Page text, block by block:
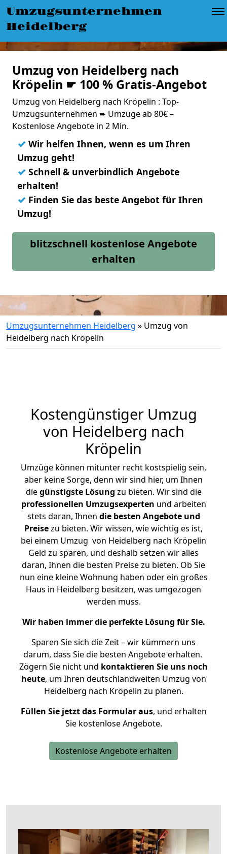
Umzugsunternehmen
Heidelberg
Umzug von Heidelberg nach
Kröpelin ☛ 100 % Gratis-Angebot
Umzug von Heidelberg nach Kröpelin : Top-
Umzugsunternehmen ➨ Umzüge ab 80€ –
Kostenlose Angebote in 2 Min.
✓ Wir helfen Ihnen, wenn es um Ihren
Umzug geht!
✓ Schnell & unverbindlich Angebote
erhalten!
✓ Finden Sie das beste Angebot für Ihren
Umzug!
blitzschnell kostenlose Angebote
erhalten
Umzugsunternehmen Heidelberg » Umzug von
Heidelberg nach Kröpelin
Kostengünstiger Umzug
von Heidelberg nach
Kröpelin
Umzüge können mitunter recht kostspielig sein,
aber keine Sorge, denn wir sind hier, um Ihnen
diegünstigste Lösung zu bieten. Wir sind die
professionellen Umzugsexperten und arbeiten
stets daran, Ihnen die besten Angebote und
Preisezu bieten. Wir wissen, wie wichtig es ist,
bei einem Umzug von Heidelberg nach Kröpelin
Geld zu sparen, und deshalb setzen wir alles
daran, Ihnen die besten Preise zu bieten. Ob Sie
nun eine kleine Wohnung haben oder ein großes
Haus in Heidelberg besitzen, was umgezogen
werden muss.
Wir haben immer die perfekte Lösung für Sie.
Sparen Sie sich die Zeit – wir kümmern uns
darum, dass Sie die besten Angebote erhalten.
Zögern Sie nicht und kontaktieren Sie uns noch
heute, um Ihren deutschlandweiten Umzug von
Heidelberg nach Kröpelin zu planen.
Füllen Sie jetzt das Formular aus, und erhalten
Sie kostenlose Angebote.
Kostenlose Angebote erhalten